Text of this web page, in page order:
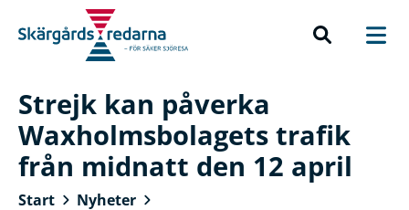
Strejk kan påverka
Waxholmsbolagets trafik
från midnatt den 12 april
Start
Nyheter